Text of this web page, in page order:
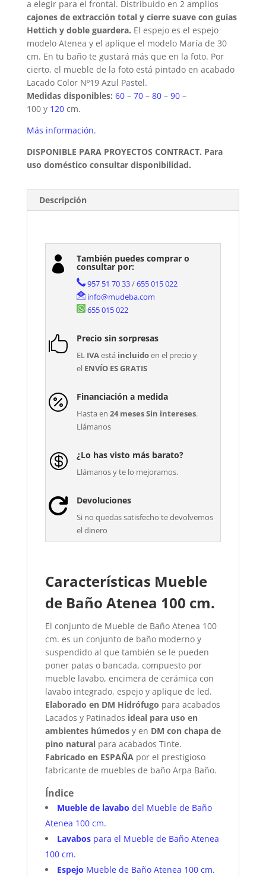
a elegir para el frontal. Distribuido en 2 amplios
cajones de extracción total y cierre suave con guías
Hettich y doble guardera. El espejo es el espejo
modelo Atenea y el aplique el modelo María de 30
cm. En tu baño te gustará más que en la foto. Por
cierto, el mueble de la foto está pintado en acabado
Lacado Color Nº19 Azul Pastel.
Medidas disponibles: 60– 70– 80– 90–
100y 120cm.
Más información.
DISPONIBLE PARA PROYECTOS CONTRACT. Para
uso doméstico consultar disponibilidad.
Descripción
 También puedes comprar o
consultar por:
957 51 70 33/655 015 022
info@mudeba.com
655 015 022
 Precio sin sorpresas
EL IVAestá incluidoen el precio y
el ENVÍO ES GRATIS
 Financiación a medida
Hasta en 24 meses Sin intereses.
Llámanos
 ¿Lo has visto más barato?
Llámanos y te lo mejoramos.
 Devoluciones
Si no quedas satisfecho te devolvemos
el dinero
Características Mueble
de Baño Atenea 100 cm.​
El conjunto de Mueble de Baño Atenea 100
cm. es un conjunto de baño moderno y
suspendido al que también se le pueden
poner patas o bancada, compuesto por
mueble lavabo, encimera de cerámica con
lavabo integrado, espejo y aplique de led.
Elaborado en DM Hidrófugo para acabados
Lacados y Patinados ideal para uso en
ambientes húmedosy en DM con chapa de
pino naturalpara acabados Tinte.
Fabricado en ESPAÑA por el prestigioso
fabricante de muebles de baño Arpa Baño.
Índice
Mueble de lavabo del Mueble de Baño
Atenea 100 cm.
Lavabospara el Mueble de Baño Atenea
100 cm.
Espejo Mueble de Baño Atenea 100 cm.